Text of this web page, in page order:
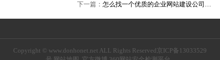
下一篇：怎么找一个优质的企业网站建设公司…
Copyright © www.donhonet.net ALL Rights Reserved京ICP备13033529